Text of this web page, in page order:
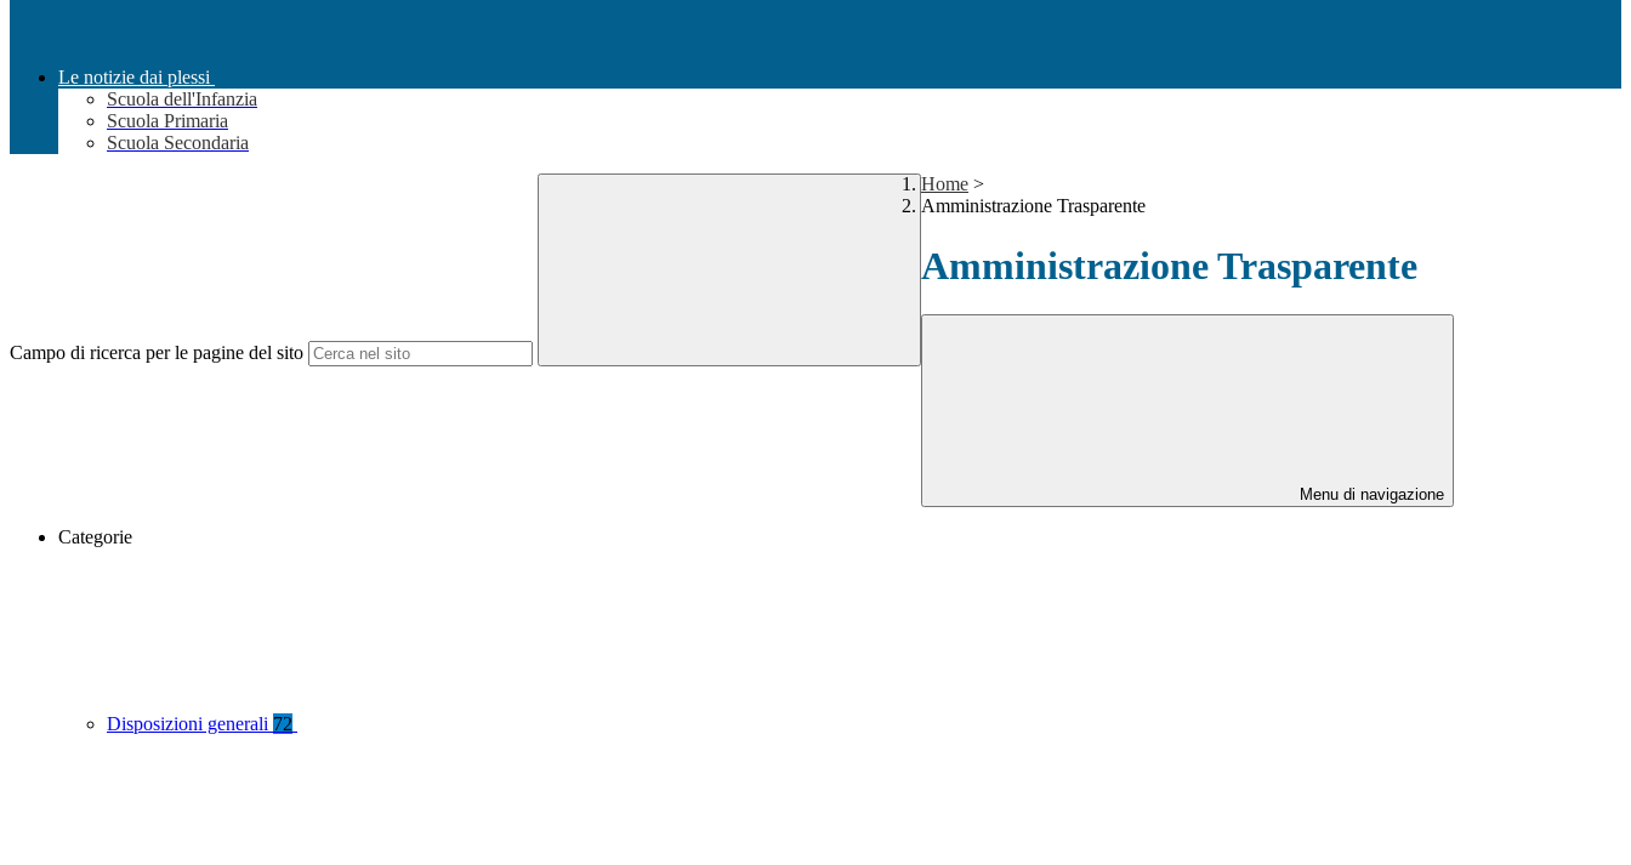
Le notizie dai plessi
Scuola dell'Infanzia
Scuola Primaria
Scuola Secondaria
Campo di ricerca per le pagine del sito
Home >
Amministrazione Trasparente
Amministrazione Trasparente
Menu di navigazione
Categorie
Disposizioni generali 72